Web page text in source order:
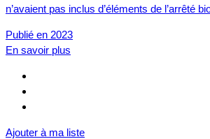
n’avaient pas inclus d’éléments de l’arrêté
Publié en 2023
En savoir plus
Ajouter à ma liste